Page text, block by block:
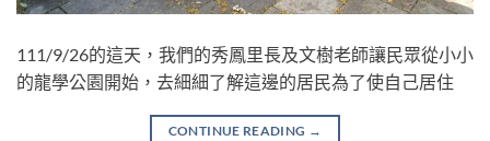
111/9/26的這天，我們的秀鳳里長及文樹老師讓民眾從小小
的龍學公園開始，去細細了解這邊的居民為了使自己居住
CONTINUE READING →